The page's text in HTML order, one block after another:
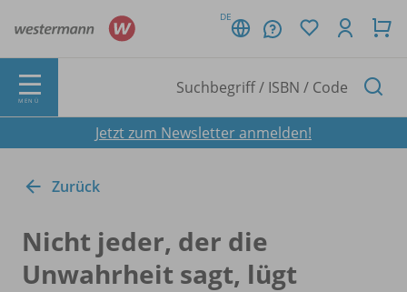
DE
MENÜ
Jetzt zum Newsletter anmelden!
Zurück
Nicht jeder, der die
Unwahrheit sagt, lügt